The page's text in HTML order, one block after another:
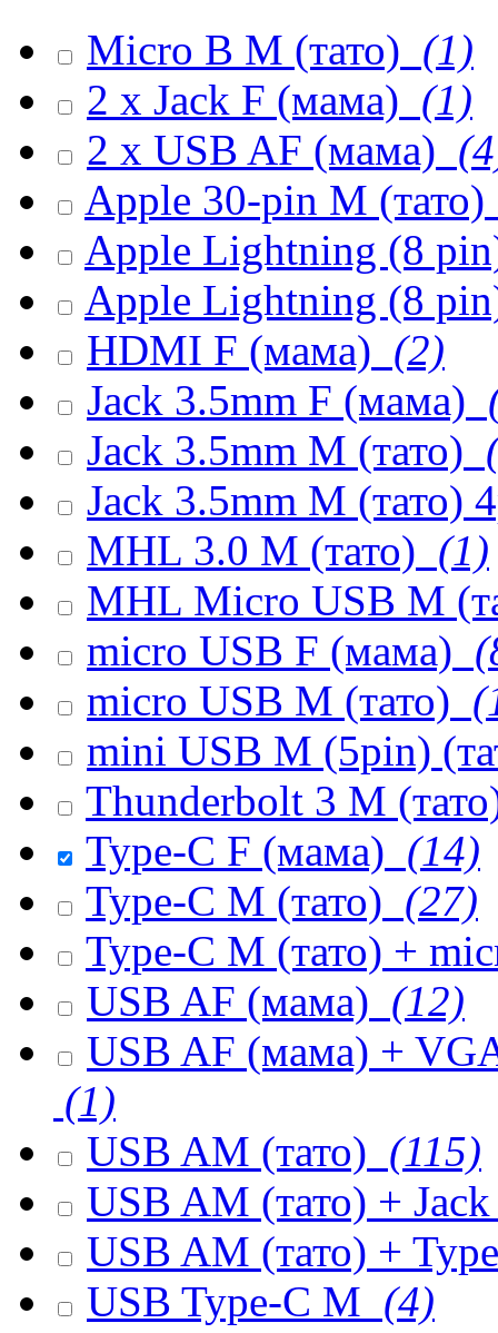
Micro B M (тато) (1)
2 x Jack F (мама) (1)
2 x USB AF (мама)
Apple 30-pin M (тато)
Apple Lightning (8
Apple Lightning (8
HDMI F (мама) (2)
Jack 3.5mm F (мама)
Jack 3.5mm M (тато)
Jack 3.5mm M (тато)
MHL 3.0 M (тато) (1)
MHL Micro USB M
micro USB F (мама)
micro USB M (тато)
mini USB M (5pin)
Thunderbolt 3 M
Type-C F (мама) (14)
Type-C M (тато) (27)
Type-C M (тато) +
USB AF (мама) (12)
USB AF (мама) +
(1)
USB AM (тато) (115)
USB AM (тато) +
USB AM (тато) +
USB Type-C M (4)